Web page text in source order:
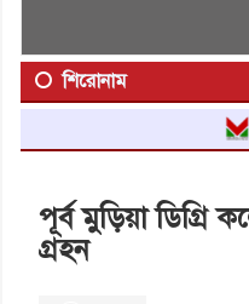
শিরোনাম
পূর্ব মুড়িয়া ডিগ্রি
গ্রহন